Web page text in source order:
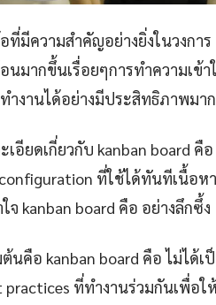
ที่มีความสำคัญอย่างยิ่งในวงกา
มากขึ้นเรื่อยๆการทำความเข้า
งานได้อย่างมีประสิทธิภาพมา
อียดเกี่ยวกับ kanban board
configuration ที่ใช้ได้ทันทีเนื้
จ kanban board คือ อย่างลึกซึ้ง
นคือ kanban board คือ ไม่ได้
ที่ทำงานร่วมกันเพื่อใ